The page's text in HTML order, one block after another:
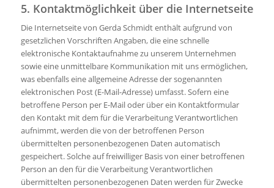
5. Kontaktmöglichkeit über die Internetseite
Die Internetseite von Gerda Schmidt enthält aufgrund von
gesetzlichen Vorschriften Angaben, die eine schnelle
elektronische Kontaktaufnahme zu unserem Unternehmen
sowie eine unmittelbare Kommunikation mit uns ermöglichen,
was ebenfalls eine allgemeine Adresse der sogenannten
elektronischen Post (E-Mail-Adresse) umfasst. Sofern eine
betroffene Person per E-Mail oder über ein Kontaktformular
den Kontakt mit dem für die Verarbeitung Verantwortlichen
aufnimmt, werden die von der betroffenen Person
übermittelten personenbezogenen Daten automatisch
gespeichert. Solche auf freiwilliger Basis von einer betroffenen
Person an den für die Verarbeitung Verantwortlichen
übermittelten personenbezogenen Daten werden für Zwecke